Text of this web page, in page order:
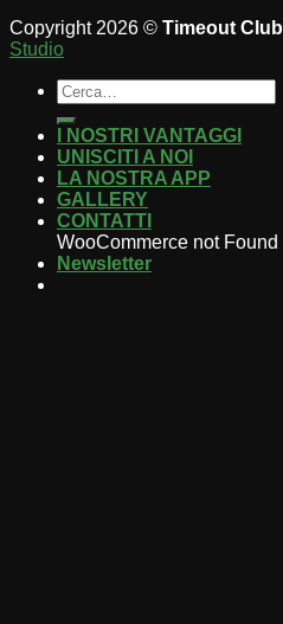
Copyright 2026 © Timeout Club
Studio
I NOSTRI VANTAGGI
UNISCITI A NOI
LA NOSTRA APP
GALLERY
CONTATTI
WooCommerce not Found
Newsletter